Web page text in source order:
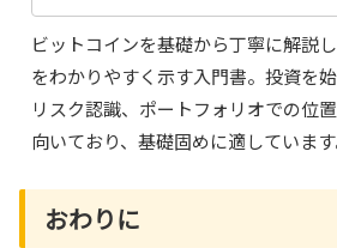
ビットコインを基礎から丁寧に解説
をわかりやすく示す入門書。投資を
リスク認識、ポートフォリオでの位
向いており、基礎固めに適しています
おわりに